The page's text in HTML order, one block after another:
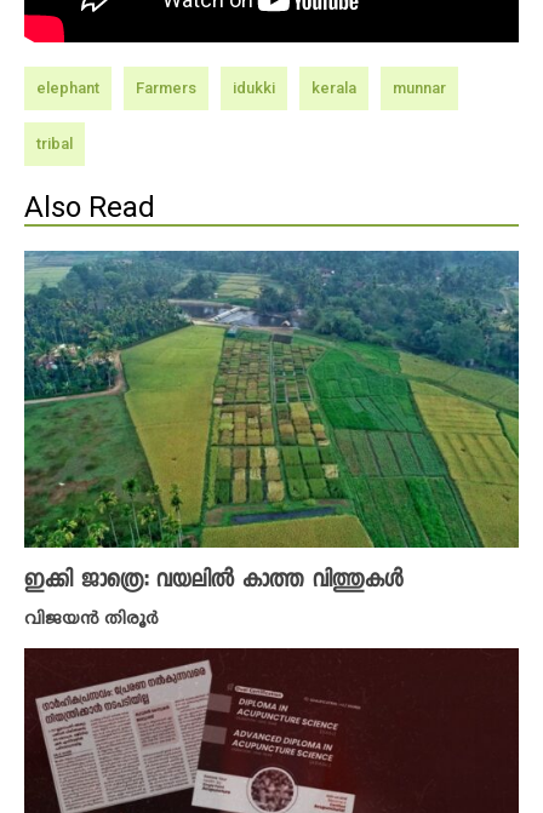
elephant Farmers idukki kerala munnar
tribal
Also Read
ഇക്കി ജാത്രെ: വയലിൽ കാത്ത വിത്തുകൾ
വിജയൻ തിരൂർ